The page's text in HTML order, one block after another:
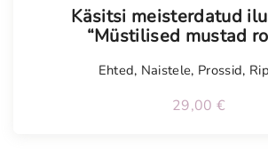
Käsitsi meisterdatud
“Müstilised mustad
Ehted, Naistele, Prossid,
29,00 €